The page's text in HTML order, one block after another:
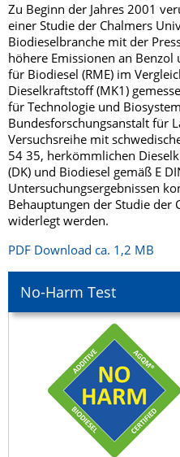
No-Harm Test
Zu Beginn der Jahres 2001
einer Studie der Chalmers
Biodieselbranche mit der
höhere Emissionen an
für Biodiesel (RME) im
Dieselkraftstoff (MK1)
für Technologie und
Bundesforschungsanstalt für
Versuchsreihe mit
54 35, herkömmlichen
(DK) und Biodiesel gemäß E
Untersuchungsergebnissen
Behauptungen der Studie der
widerlegt werden.
PDF Download ca. 1,2 MB